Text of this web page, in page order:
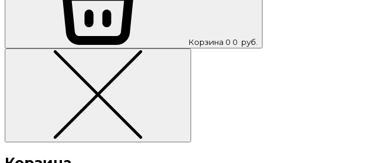
Корзина 0 0 руб.